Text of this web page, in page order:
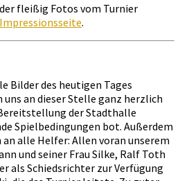
fleißig Fotos vom Turnier
Impressionsseite.
Bilder des heutigen Tages
an dieser Stelle ganz herzlich
der Stadthalle
Spielbedingungen bot. Außerdem
alle Helfer: Allen voran unserem
und seiner Frau Silke, Ralf Toth
als Schiedsrichter zur Verfügung